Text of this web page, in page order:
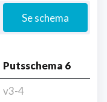
Se schema
Putsschema 6
v3-4